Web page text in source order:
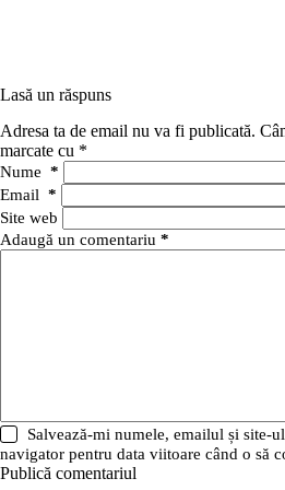
Lasă un răspuns
Adresa ta de email nu va fi publicată.
marcate cu *
Nume *
Email *
Site web
Adaugă un comentariu *
Salvează-mi numele, emailul și site-
navigator pentru data viitoare când o să
Publică comentariul